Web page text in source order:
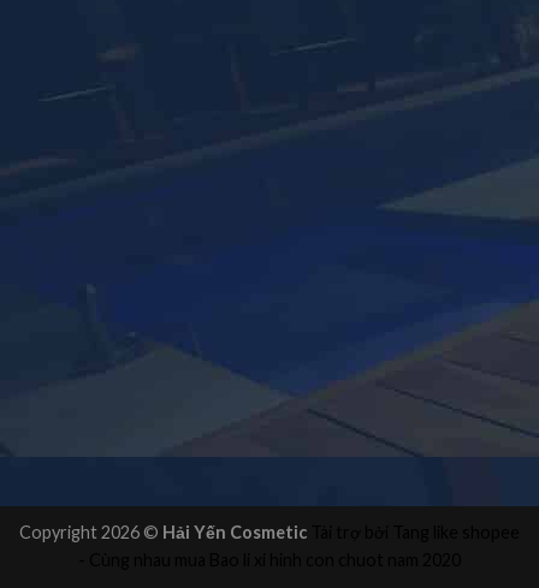
Copyright 2026 © Hải Yến Cosmetic